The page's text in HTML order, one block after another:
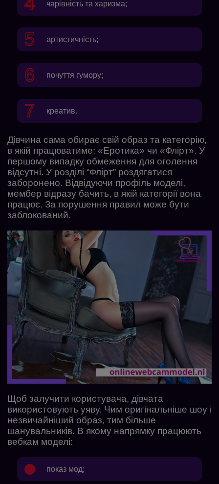
чарівність та харизма;
артистичність;
почуття гумору;
креатив.
Дівчина сама обирає свій образ та категорію,
в якій працюватиме: «Еротика» чи «Флірт». У
першому випадку обмеження для оголення
відсутні. У розділі “Флірт” роздягатися
заборонено. Відвідуючи профіль моделі,
мембер відразу бачить, в якій категорії вона
працює. За порушення правил може бути
заблокований.
Щоб залучити користувача, дівчата
використовують уяву. Чим оригінальніше шоу і
незвичайніший образ, тим більше
шанувальників. В якому напрямку працюють
вебкам моделі:
показ мод;